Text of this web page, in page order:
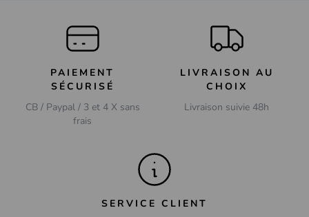
PAIEMENT
SÉCURISÉ
CB / Paypal / 3 et 4 X sans
frais
LIVRAISON AU
CHOIX
Livraison suivie 48h
SERVICE CLIENT